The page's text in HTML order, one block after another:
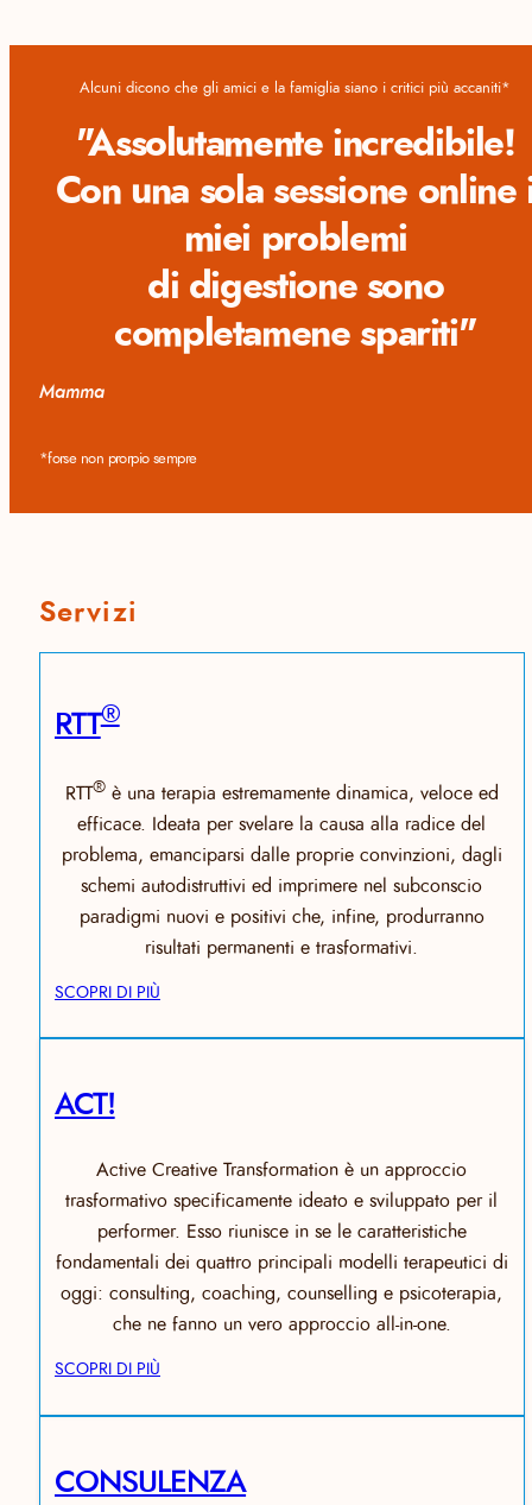
Alcuni dicono che gli amici e la famiglia siano i critici più accaniti*
"Assolutamente incredibile!
Con una sola sessione online
miei problemi
di digestione sono
completamene spariti"
Mamma
*forse non prorpio sempre
Servizi
RTT®
RTT®è una terapia estremamente dinamica, veloce ed
efficace. Ideata per svelare la causa alla radice del
problema, emanciparsi dalle proprie convinzioni, dagli
schemi autodistruttivi ed imprimere nel subconscio
paradigmi nuovi e positivi che, infine, produrranno
risultati permanenti e trasformativi.
SCOPRI DI PIÙ
ACT!
Active Creative Transformation è un approccio
trasformativo specificamente ideato e sviluppato per il
performer. Esso riunisce in se le caratteristiche
fondamentali dei quattro principali modelli terapeutici di
oggi: consulting, coaching, counselling e psicoterapia,
che ne fanno un vero approccio all-in-one.
SCOPRI DI PIÙ
CONSULENZA